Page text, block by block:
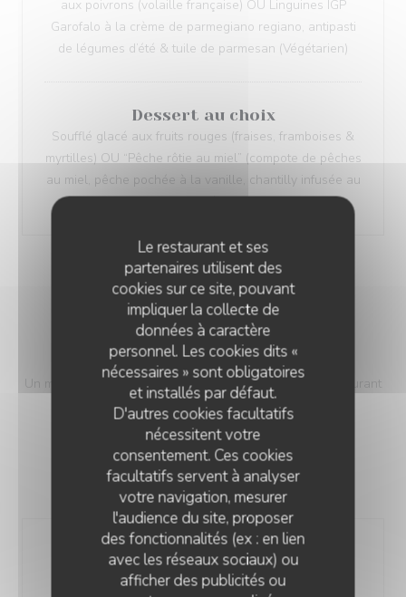
Le restaurant et ses
partenaires utilisent des
cookies sur ce site, pouvant
impliquer la collecte de
données à caractère
personnel. Les cookies dits «
nécessaires » sont obligatoires
et installés par défaut.
D'autres cookies facultatifs
nécessitent votre
consentement. Ces cookies
facultatifs servent à analyser
votre navigation, mesurer
l'audience du site, proposer
des fonctionnalités (ex : en lien
avec les réseaux sociaux) ou
afficher des publicités ou
aux poivrons (volaille française) OU Linguines IGP
Garofalo à la crème de parmegiano regiano, antipasti
de légumes d’été & tuile de parmesan (Végétarien)
Dessert au choix
Soufflé glacé aux fruits rouges (fraises, framboises &
myrtilles) OU “Pêche rôtie au miel” (compote de pêches
au miel, pêche pochée à la vanille, chantilly infusée au
miel & sablé breton)
MENU DU CHÂTEAU
Un menu Signature haut de gamme proposé par le Restaurant
du Parc
59,00 EUR
Entrée
Foie gras de canard maison français (IGP du Sud-